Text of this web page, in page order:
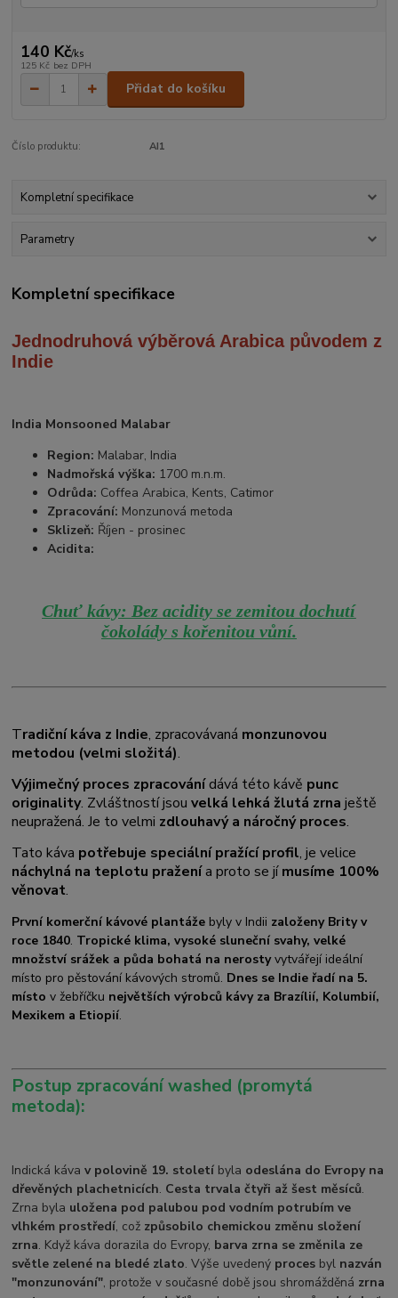
140 Kč/ks
125 Kč bez DPH
Přidat do košíku
Číslo produktu: AI1
Kompletní specifikace
Parametry
Kompletní specifikace
Jednodruhová výběrová Arabica původem z
Indie
India Monsooned Malabar
Region: Malabar, India
Nadmořská výška: 1700 m.n.m.
Odrůda: Coffea Arabica, Kents, Catimor
Zpracování: Monzunová metoda
Sklizeň: Říjen - prosinec
Acidita:
Chuť kávy: Bez acidity se zemitou dochutí
čokolády s kořenitou vůní.
Tradiční káva z Indie, zpracovávaná monzunovou
metodou (velmi složitá).
Výjimečný proces zpracovánídává této kávě punc
originality. Zvláštností jsouvelká lehká žlutá zrnaještě
neupražená. Je to velmi zdlouhavý a náročný proces.
Tato káva potřebuje speciální pražící profil, je velice
náchylná na teplotu praženía proto se jímusíme 100%
věnovat.
První komerční kávové plantáže byly v Indii založeny Brity v
roce 1840. Tropické klima, vysoké sluneční svahy, velké
množství srážek a půda bohatá na nerostyvytvářejí ideální
místo pro pěstování kávových stromů. Dnes se Indie řadí na 5.
místo v žebříčku největších výrobců kávy za Brazílií, Kolumbií,
Mexikem a Etiopií.
Postup zpracování washed (promytá
metoda):
Indická kávav polovině 19. století byla odeslána do Evropy na
dřevěných plachetnicích. Cesta trvala čtyři až šest měsíců.
Zrna byla uložena pod palubou pod vodním potrubím ve
vlhkém prostředí, což způsobilo chemickou změnu složení
zrna. Když káva dorazila do Evropy, barva zrna se změnila ze
světle zelené na bledé zlato. Výše uvedený proces byl nazván
"monzunování", protože v současné době jsou shromážděná zrna